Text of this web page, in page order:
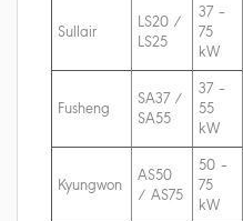
Sullair
LS20 /
LS25
37 –
75
kW
Fusheng
SA37 /
SA55
37 –
55
kW
Kyungwon
AS50
/ AS75
50 –
75
kW